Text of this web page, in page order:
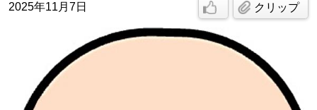
2025年11月7日 クリップ